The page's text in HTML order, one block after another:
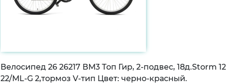
Велосипед 26 26217 ВМ3 Топ Гир, 2-подвес, 18д.Storm
22/ML-G 2,тормоз V-тип Цвет: черно-красный.